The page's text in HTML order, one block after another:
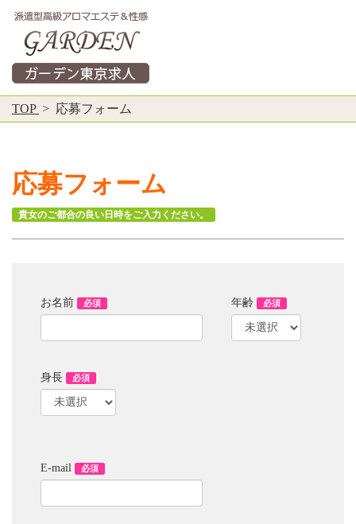
TOP > 応募フォーム
応募フォーム
貴女のご都合の良い日時をご入力ください。
お名前 必須 年齢 必須
身長 必須
E-mail 必須